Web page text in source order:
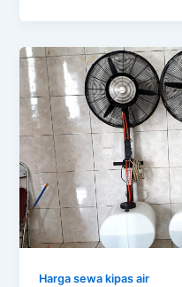
Harga sewa kipas air